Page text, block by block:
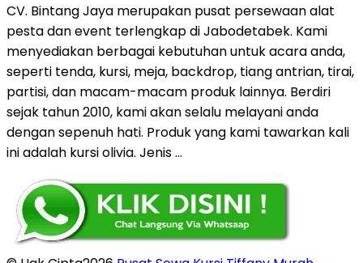
CV. Bintang Jaya merupakan pusat persewaan alat
pesta dan event terlengkap di Jabodetabek. Kami
menyediakan berbagai kebutuhan untuk acara anda,
seperti tenda, kursi, meja, backdrop, tiang antrian, tirai,
partisi, dan macam-macam produk lainnya. Berdiri
sejak tahun 2010, kami akan selalu melayani anda
dengan sepenuh hati. Produk yang kami tawarkan kali
ini adalah kursi olivia. Jenis …